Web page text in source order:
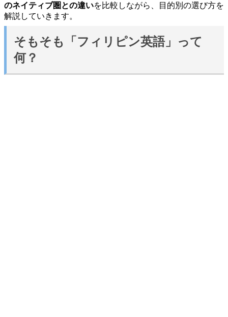
のネイティブ圏との違いを比較しながら、目的別の選び方を
解説していきます。
そもそも「フィリピン英語」って
何？